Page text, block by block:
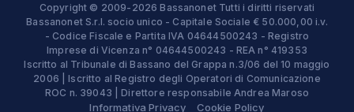
Copyright © 2009-2026 Bassanonet Tutti i diritti riservati
Bassanonet S.r.l. socio unico - Capitale Sociale € 50.000,00 i.v.
- Codice Fiscale e Partita IVA 04644500243 - Registro
Imprese di Vicenza n° 04644500243 - REA n° 419353
Iscritto al Tribunale di Bassano del Grappa n.3/06 del 10 maggio
2006 | Iscritto al Registro degli Operatori di Comunicazione
ROC n. 39043 | Direttore responsabile Andrea Maroso
Informativa Privacy Cookie Policy